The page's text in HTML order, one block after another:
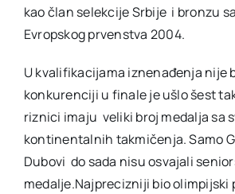
kao član selekcije Srbije i bronzu
Evropskog prvenstva 2004.
U kvalifikacijama iznenađenja nije
konkurenciji u finale je ušlo šest
riznici imaju veliki broj medalja sa
kontinentalnih takmičenja. Samo
Dubovi do sada nisu osvajali
medalje.Najprecizniji bio olimpijski